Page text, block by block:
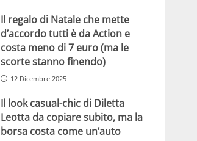
Il regalo di Natale che mette
d’accordo tutti è da Action e
costa meno di 7 euro (ma le
scorte stanno finendo)
12 Dicembre 2025
Il look casual-chic di Diletta
Leotta da copiare subito, ma la
borsa costa come un’auto